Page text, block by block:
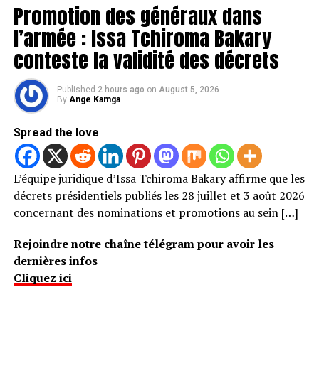
Promotion des généraux dans
l’armée : Issa Tchiroma Bakary
conteste la validité des décrets
Published 2 hours ago on August 5, 2026
By Ange Kamga
Spread the love
L’équipe juridique d’Issa Tchiroma Bakary affirme que les
décrets présidentiels publiés les 28 juillet et 3 août 2026
concernant des nominations et promotions au sein […]
Rejoindre notre chaîne télégram pour avoir les
dernières infos
Cliquez ici